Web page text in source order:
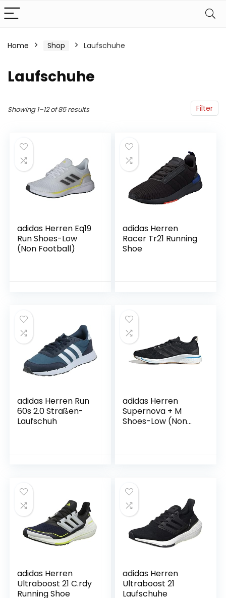
Home Shop Laufschuhe
Laufschuhe
Filter
Showing 1–12 of 85 results
adidas Herren Eq19
Run Shoes-Low
(Non Football)
adidas Herren
Racer Tr21 Running
Shoe
adidas Herren Run
60s 2.0 Straßen-
Laufschuh
adidas Herren
Supernova + M
Shoes-Low (Non
adidas Herren
Ultraboost 21 C.rdy
Running Shoe
adidas Herren
Ultraboost 21
Laufschuhe